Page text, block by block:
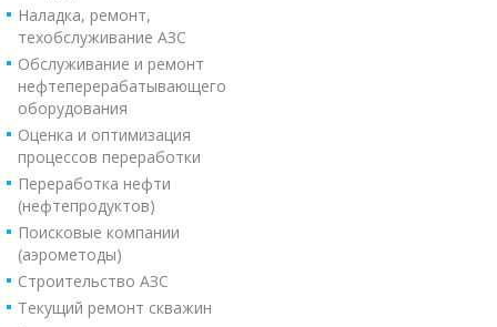
Наладка, ремонт,
техобслуживание АЗС
Обслуживание и ремонт
нефтеперерабатывающего
оборудования
Оценка и оптимизация
процессов переработки
Переработка нефти
(нефтепродуктов)
Поисковые компании
(аэрометоды)
Строительство АЗС
Текущий ремонт скважин